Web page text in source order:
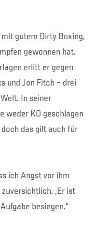
gutem Dirty Boxing,
gewonnen hat.
erlitt er gegen
und Jon Fitch – drei
In seiner
weder KO geschlagen
das gilt auch für
ich Angst vor ihm
„Er ist
besiegen.“